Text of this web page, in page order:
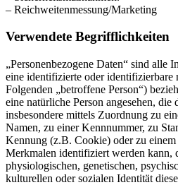
– Reichweitenmessung/Marketing
Verwendete Begrifflichkeiten
„Personenbezogene Daten“ sind alle
eine identifizierte oder identifizierbare
Folgenden „betroffene Person“)
eine natürliche Person angesehen,
insbesondere mittels Zuordnung zu
Namen, zu einer Kennnummer, zu
Kennung (z.B. Cookie) oder zu einem
Merkmalen identifiziert werden kann,
physiologischen, genetischen,
kulturellen oder sozialen Identität